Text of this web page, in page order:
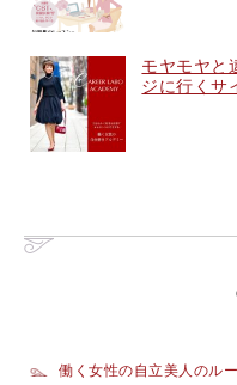
モヤモヤと
ジに行くサ
働く女性の自立美人のル